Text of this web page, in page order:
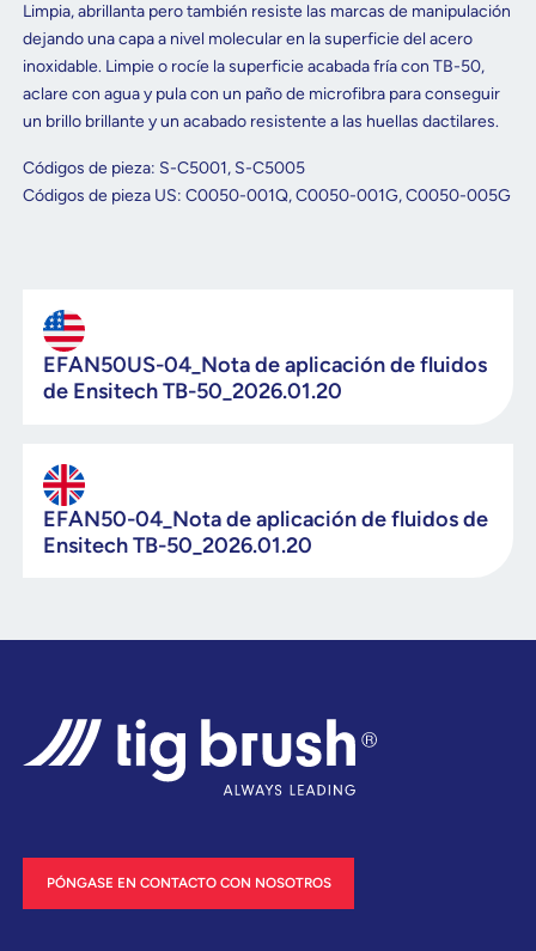
Limpia, abrillanta pero también resiste las marcas de manipulación
dejando una capa a nivel molecular en la superficie del acero
inoxidable. Limpie o rocíe la superficie acabada fría con TB-50,
aclare con agua y pula con un paño de microfibra para conseguir
un brillo brillante y un acabado resistente a las huellas dactilares.
Códigos de pieza: S-C5001, S-C5005
Códigos de pieza US: C0050-001Q, C0050-001G, C0050-005G
EFAN50US-04_Nota de aplicación de fluidos
de Ensitech TB-50_2026.01.20
EFAN50-04_Nota de aplicación de fluidos de
Ensitech TB-50_2026.01.20
PÓNGASE EN CONTACTO CON NOSOTROS